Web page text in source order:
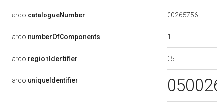
arco:catalogueNumber 00265756
arco:numberOfComponents 1
arco:regionIdentifier 05
arco:uniqueIdentifier